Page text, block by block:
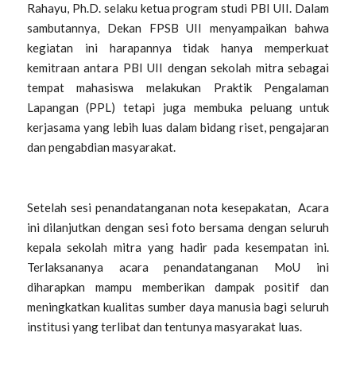
Rahayu, Ph.D. selaku ketua program studi PBI UII. Dalam
sambutannya, Dekan FPSB UII menyampaikan bahwa
kegiatan ini harapannya tidak hanya memperkuat
kemitraan antara PBI UII dengan sekolah mitra sebagai
tempat mahasiswa melakukan Praktik Pengalaman
Lapangan (PPL) tetapi juga membuka peluang untuk
kerjasama yang lebih luas dalam bidang riset, pengajaran
dan pengabdian masyarakat.
Setelah sesi penandatanganan nota kesepakatan, Acara
ini dilanjutkan dengan sesi foto bersama dengan seluruh
kepala sekolah mitra yang hadir pada kesempatan ini.
Terlaksananya acara penandatanganan MoU ini
diharapkan mampu memberikan dampak positif dan
meningkatkan kualitas sumber daya manusia bagi seluruh
institusi yang terlibat dan tentunya masyarakat luas.